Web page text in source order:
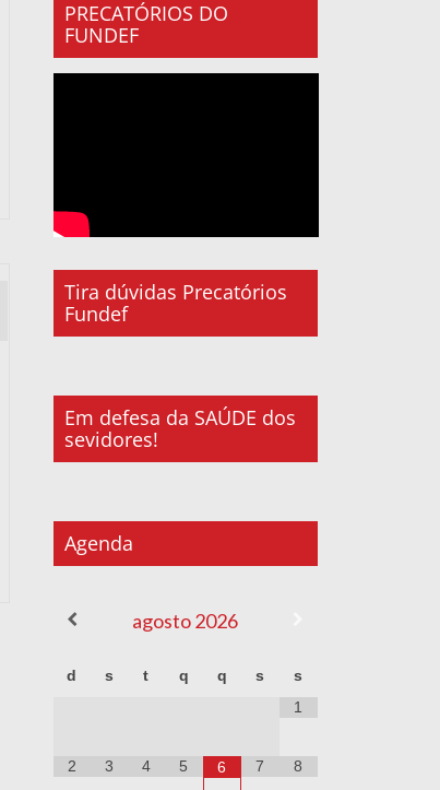
PRECATÓRIOS DO
FUNDEF
Tira dúvidas Precatórios
Fundef
Em defesa da SAÚDE dos
sevidores!
Agenda
agosto 2026
d s t q q s
s
1
2 3 4 5 6 7 8